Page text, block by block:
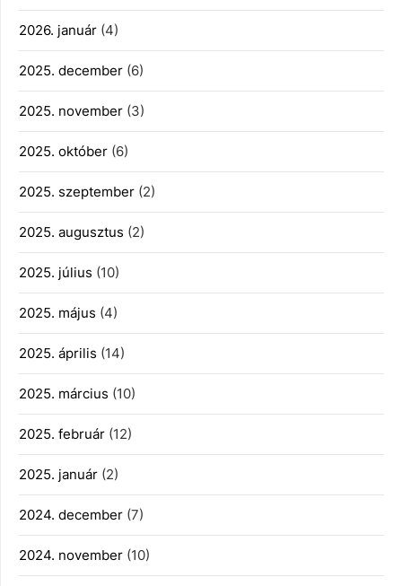
2026. január (4)
2025. december (6)
2025. november (3)
2025. október (6)
2025. szeptember (2)
2025. augusztus (2)
2025. július (10)
2025. május (4)
2025. április (14)
2025. március (10)
2025. február (12)
2025. január (2)
2024. december (7)
2024. november (10)